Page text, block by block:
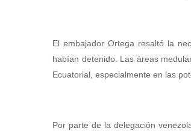
El embajador Ortega resaltó la
habían detenido. Las áreas
Ecuatorial, especialmente en las
Por parte de la delegación